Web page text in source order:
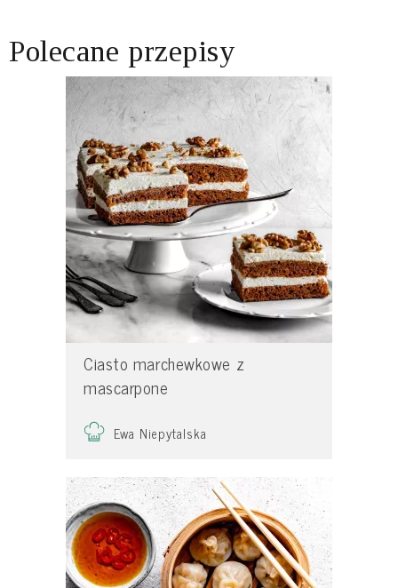
Polecane przepisy
Ciasto marchewkowe z
mascarpone
Ewa Niepytalska